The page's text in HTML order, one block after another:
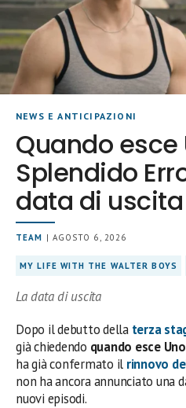
NEWS E ANTICIPAZIONI
Quando esce
Splendido
data di uscita
TEAM | AGOSTO 6, 2026
MY LIFE WITH THE WALTER BOYS
La data di uscita
Dopo il debutto della terza
già chiedendo quando esce
ha già confermato il rinnovo
non ha ancora annunciato una
nuovi episodi.